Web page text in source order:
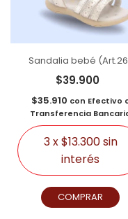
Sandalia bebé
$39.900
$35.910 con Efectivo
Transferencia
3x$13.300sin
interés
COMPRAR